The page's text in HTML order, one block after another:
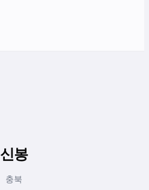
신봉
충북